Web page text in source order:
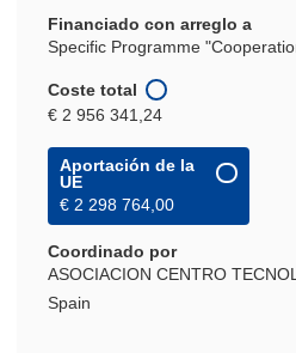
Financiado con arreglo a
Specific Programme
Coste total
€ 2 956 341,24
Aportación de la
UE
€ 2 298 764,00
Coordinado por
ASOCIACION CENTRO
Spain